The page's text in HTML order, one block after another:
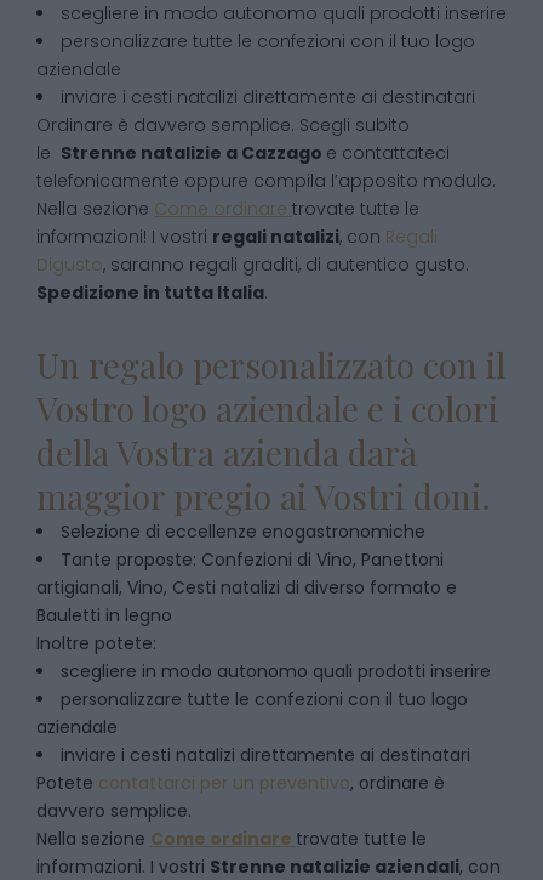
scegliere in modo autonomo quali prodotti inserire
personalizzare tutte le confezioni con il tuo logo
aziendale
inviare i cesti natalizi direttamente ai destinatari
Ordinare è davvero semplice. Scegli subito
le Strenne natalizie a Cazzago e contattateci
telefonicamente oppure compila l’apposito modulo.
Nella sezione Come ordinare trovate tutte le
informazioni! I vostri regali natalizi, con Regali
Digusto, saranno regali graditi, di autentico gusto.
Spedizione in tutta Italia.
Un regalo personalizzato con il
Vostro logo aziendale e i colori
della Vostra azienda darà
maggior pregio ai Vostri doni.
Selezione di eccellenze enogastronomiche
Tante proposte: Confezioni di Vino, Panettoni
artigianali, Vino, Cesti natalizi di diverso formato e
Bauletti in legno
Inoltre potete:
scegliere in modo autonomo quali prodotti inserire
personalizzare tutte le confezioni con il tuo logo
aziendale
inviare i cesti natalizi direttamente ai destinatari
Potete contattarci per un preventivo, ordinare è
davvero semplice.
Nella sezione Come ordinare trovate tutte le
informazioni. I vostri Strenne natalizie aziendali, con